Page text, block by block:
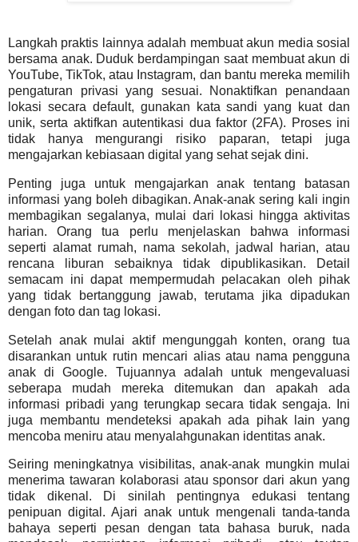
Langkah praktis lainnya adalah membuat akun media sosial
bersama anak. Duduk berdampingan saat membuat akun di
YouTube, TikTok, atau Instagram, dan bantu mereka memilih
pengaturan privasi yang sesuai. Nonaktifkan penandaan
lokasi secara default, gunakan kata sandi yang kuat dan
unik, serta aktifkan autentikasi dua faktor (2FA). Proses ini
tidak hanya mengurangi risiko paparan, tetapi juga
mengajarkan kebiasaan digital yang sehat sejak dini.
Penting juga untuk mengajarkan anak tentang batasan
informasi yang boleh dibagikan. Anak-anak sering kali ingin
membagikan segalanya, mulai dari lokasi hingga aktivitas
harian. Orang tua perlu menjelaskan bahwa informasi
seperti alamat rumah, nama sekolah, jadwal harian, atau
rencana liburan sebaiknya tidak dipublikasikan. Detail
semacam ini dapat mempermudah pelacakan oleh pihak
yang tidak bertanggung jawab, terutama jika dipadukan
dengan foto dan tag lokasi.
Setelah anak mulai aktif mengunggah konten, orang tua
disarankan untuk rutin mencari alias atau nama pengguna
anak di Google. Tujuannya adalah untuk mengevaluasi
seberapa mudah mereka ditemukan dan apakah ada
informasi pribadi yang terungkap secara tidak sengaja. Ini
juga membantu mendeteksi apakah ada pihak lain yang
mencoba meniru atau menyalahgunakan identitas anak.
Seiring meningkatnya visibilitas, anak-anak mungkin mulai
menerima tawaran kolaborasi atau sponsor dari akun yang
tidak dikenal. Di sinilah pentingnya edukasi tentang
penipuan digital. Ajari anak untuk mengenali tanda-tanda
bahaya seperti pesan dengan tata bahasa buruk, nada